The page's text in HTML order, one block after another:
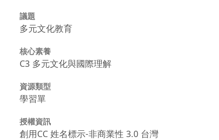
議題
多元文化教育
核心素養
C3 多元文化與國際理解
資源類型
學習單
授權資訊
創用CC 姓名標示-非商業性 3.0 台灣